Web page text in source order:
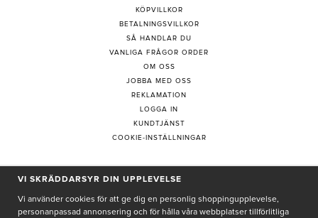
KÖPVILLKOR
BETALNINGSVILLKOR
SÅ HANDLAR DU
VANLIGA FRÅGOR ORDER
OM OSS
JOBBA MED OSS
REKLAMATION
LOGGA IN
KUNDTJÄNST
COOKIE-INSTÄLLNINGAR
PRENUMERERA PÅ NYHETSBREV
VI SKRÄDDARSYR DIN UPPLEVELSE
Vi använder cookies för att ge dig en personlig shoppingupplevelse,
personanpassad annonsering och för hålla våra webbplatser tillförlitliga